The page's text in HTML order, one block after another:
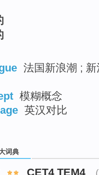
法国新浪潮 ;
模糊概念
英汉对比
词典
CET4 TEM4